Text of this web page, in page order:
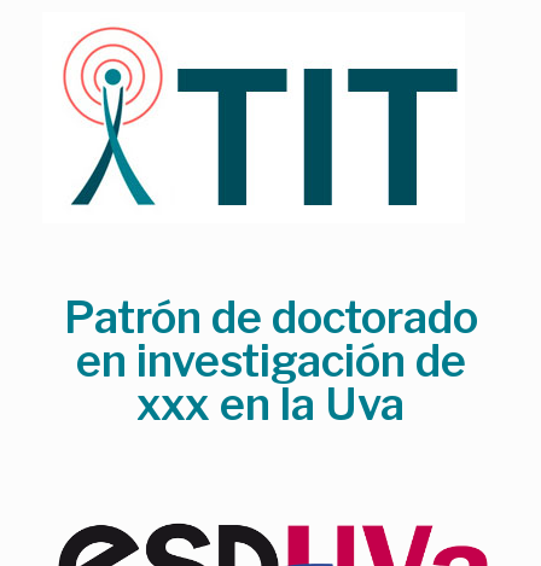
Patrón de doctorado
en investigación de
xxx en la Uva